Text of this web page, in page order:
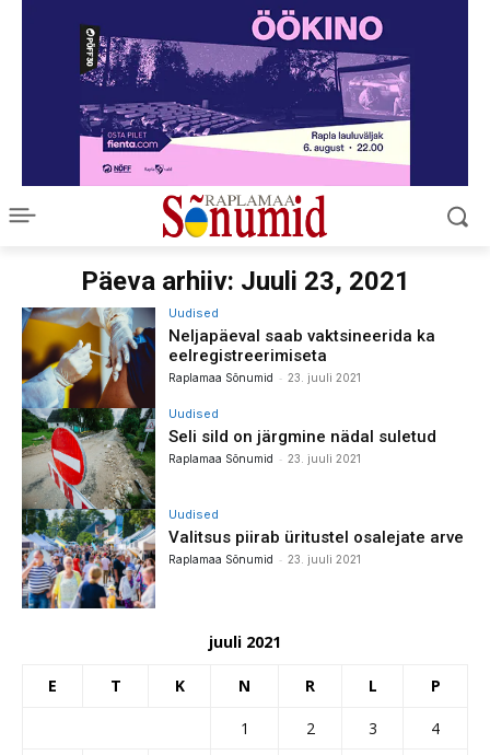
Päeva arhiiv: Juuli 23, 2021
Uudised
Neljapäeval saab vaktsineerida ka
eelregistreerimiseta
Raplamaa Sõnumid - 23. juuli 2021
Uudised
Seli sild on järgmine nädal suletud
Raplamaa Sõnumid - 23. juuli 2021
Uudised
Valitsus piirab üritustel osalejate arve
Raplamaa Sõnumid - 23. juuli 2021
juuli 2021
E T K N R L P
1 2 3
4